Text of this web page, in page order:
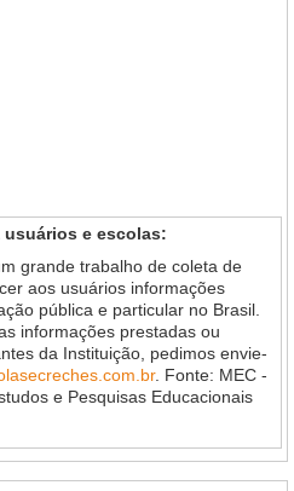
e escolas:
grande trabalho de coleta de
aos usuários informações
pública e particular no Brasil.
informações prestadas ou
da Instituição, pedimos envie-
. Fonte: MEC -
e Pesquisas Educacionais